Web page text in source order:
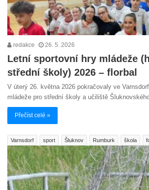
redakce 26. 5. 2026
Letní sportovní hry mládeže
střední školy) 2026 – florbal
V úterý 26. května 2026 pokračovaly ve
mládeže pro střední školy a učiliště
Přečíst celé »
Varnsdorf sport Šluknov Rumburk škola